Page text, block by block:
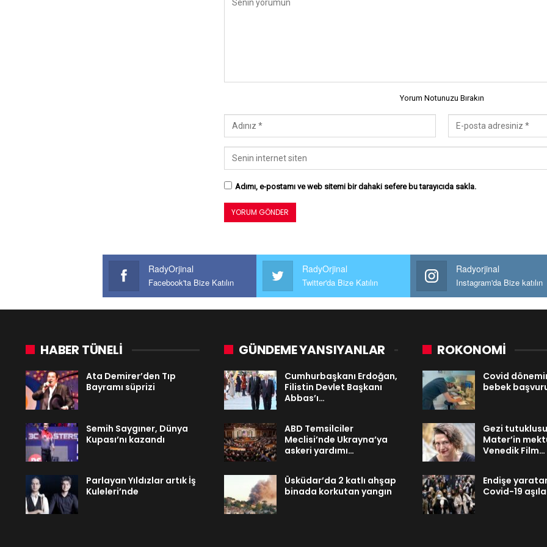
Yorum Notunuzu Bırakın
Adımı, e-postamı ve web sitemi bir dahaki sefere bu tarayıcıda sakla.
RadyOrjinal
Facebook'ta Bize Katılın
RadyOrjinal
Twitter'da Bize Katılın
Radyorjinal
Instagram'da Bize katılın
HABER TÜNELİ
Ata Demirer’den Tıp
Bayramı süprizi
Semih Saygıner, Dünya
Kupası’nı kazandı
Parlayan Yıldızlar artık İş
Kuleleri’nde
GÜNDEME YANSIYANLAR
Cumhurbaşkanı Erdoğan,
Filistin Devlet Başkanı
Abbas’ı…
ABD Temsilciler
Meclisi’nde Ukrayna’ya
askeri yardımı…
Üsküdar’da 2 katlı ahşap
binada korkutan yangın
ROKONOMİ
Covid
bebek
Gezi
Mater’in
Venedik Film…
Endişe
Covid-19